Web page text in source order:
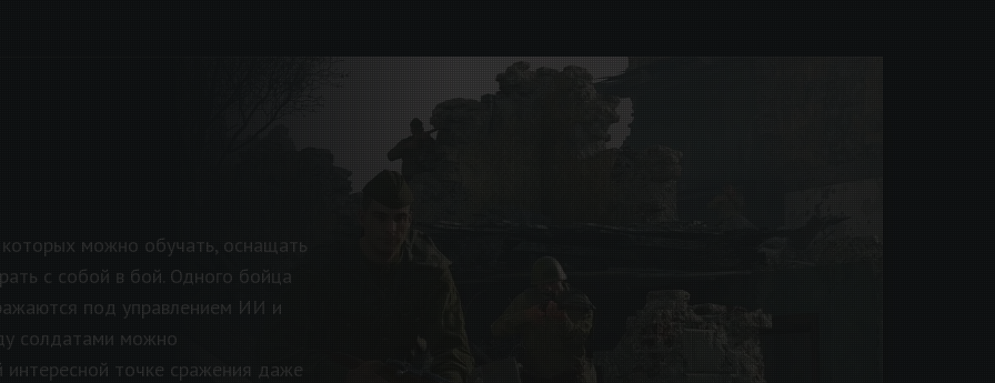
можно обучать, оснащать
с собой в бой. Одного бойца
под управлением ИИ и
солдатами можно
интересной точке сражения даже